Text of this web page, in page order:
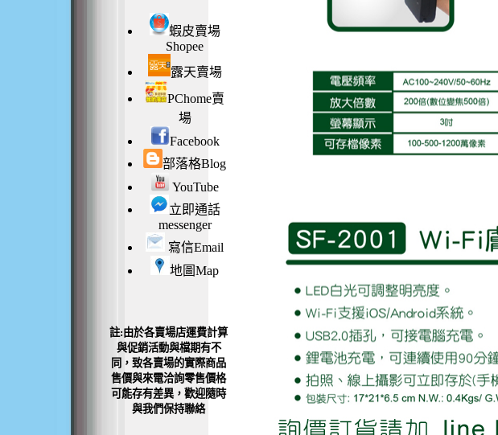
蝦皮賣場
Shopee
露天賣場
PChome賣
場
Facebook
部落格Blog
YouTube
立即通話
messenger
寫信Email
地圖Map
註:由於各賣場店運費計算
與促銷活動與檔期有不
同，致各賣場的實際商品
售價與來電洽詢零售價格
可能存有差異，歡迎隨時
與我們保持聯絡